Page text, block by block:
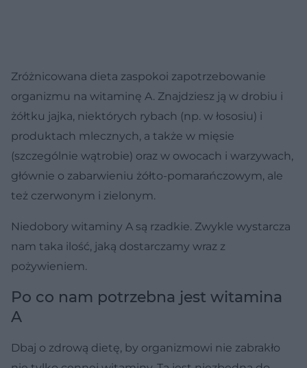
Zróżnicowana dieta zaspokoi zapotrzebowanie
organizmu na witaminę A. Znajdziesz ją w drobiu i
żółtku jajka, niektórych rybach (np. w łososiu) i
produktach mlecznych, a także w mięsie
(szczególnie wątrobie) oraz w owocach i warzywach,
głównie o zabarwieniu żółto-pomarańczowym, ale
też czerwonym i zielonym.
Niedobory witaminy A są rzadkie. Zwykle wystarcza
nam taka ilość, jaką dostarczamy wraz z
pożywieniem.
Po co nam potrzebna jest witamina
A
Dbaj o zdrową dietę, by organizmowi nie zabrakło